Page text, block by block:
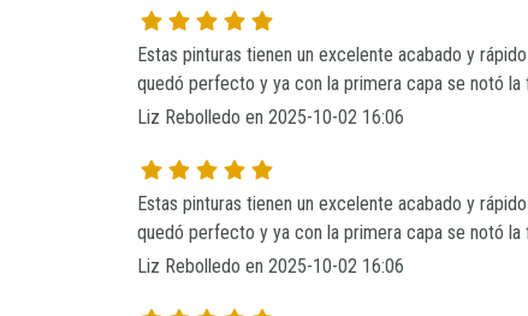
Estas pinturas tienen un excelente acabado y
quedó perfecto y ya con la primera capa se notó
Liz Rebolledo en 2025-10-02 16:06
Estas pinturas tienen un excelente acabado y
quedó perfecto y ya con la primera capa se notó
Liz Rebolledo en 2025-10-02 16:06